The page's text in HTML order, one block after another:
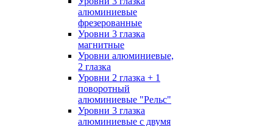
алюминиевые
фрезерованные
Уровни 3 глазка
магнитные
Уровни алюминиевые,
2 глазка
Уровни 2 глазка + 1
поворотный
алюминиевые "Рельс"
Уровни 3 глазка
алюминиевые с двумя